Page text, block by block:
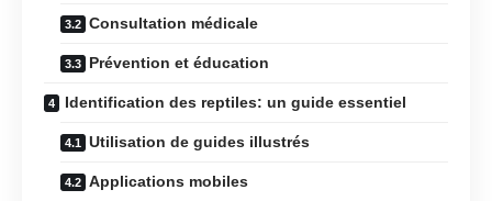
Consultation médicale
Prévention et éducation
Identification des reptiles: un guide essentiel
Utilisation de guides illustrés
Applications mobiles